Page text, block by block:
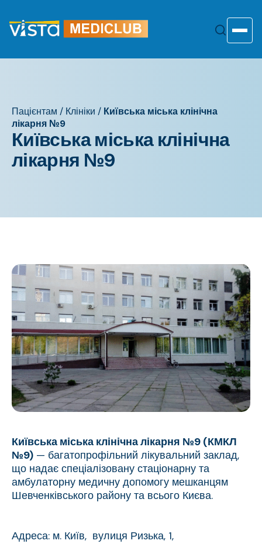
змісту
Пацієнтам / Клініки / Київська міська клінічна
лікарня №9
Київська міська клінічна
лікарня №9
Київська міська клінічна лікарня №9 (КМКЛ
№9) — багатопрофільний лікувальний заклад,
що надає спеціалізовану стаціонарну та
амбулаторну медичну допомогу мешканцям
Шевченківського району та всього Києва.
Адреса: м. Київ, вулиця Ризька, 1,